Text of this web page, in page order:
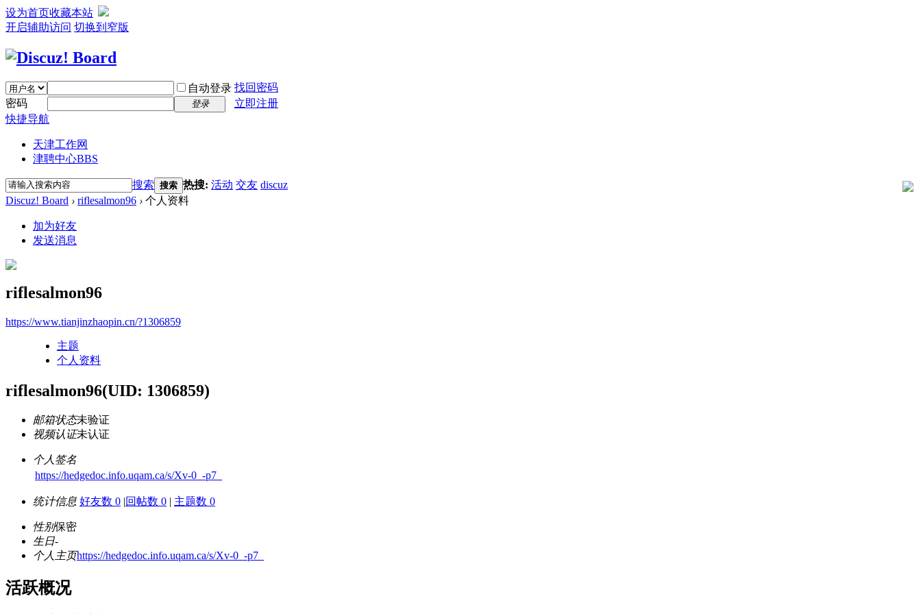
设为首页收藏本站
开启辅助访问 切换到窄版
自动登录 找回密码
密码
登录
立即注册
快捷导航
天津工作网
津聘中心BBS
搜索 搜索 热搜: 活动 交友 discuz
Discuz! Board › riflesalmon96 › 个人资料
加为好友
发送消息
riflesalmon96
https://www.tianjinzhaopin.cn/?1306859
主题
个人资料
riflesalmon96(UID: 1306859)
邮箱状态未验证
视频认证未认证
个人签名
https://hedgedoc.info.uqam.ca/s/Xv-0_-p7_
统计信息 好友数 0 |回帖数 0 | 主题数 0
性别保密
生日-
个人主页https://hedgedoc.info.uqam.ca/s/Xv-0_-p7_
活跃概况